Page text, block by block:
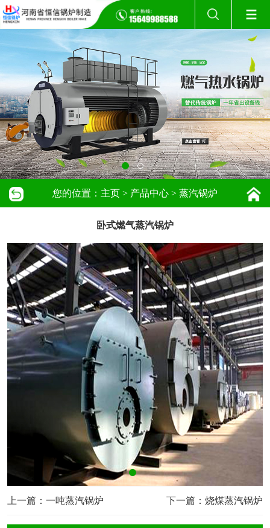
您的位置： 主页 > 产品中心 > 蒸汽锅炉
卧式燃气蒸汽锅炉
上一篇： 一吨蒸汽锅炉 下一篇：烧煤蒸汽锅炉